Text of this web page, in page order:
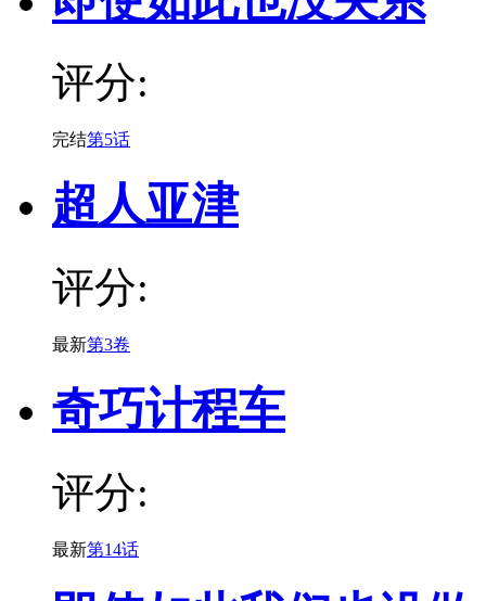
评分:
完结第5话
超人亚津
评分:
最新第3卷
奇巧计程车
评分:
最新第14话